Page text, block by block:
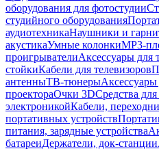
оборудования для фотостудии
студийного оборудования
аудиотехникаНаушники и
акустикаУмные колонкиMP3-
проигрывателиАксессуары для
стойкиКабели для телевизоров
антенныТВ-тюнеры
проектораОчки 3DСредства для
электроникойКабели,
портативных устройств
питания, зарядные устройства
батареиДержатели, док-станции